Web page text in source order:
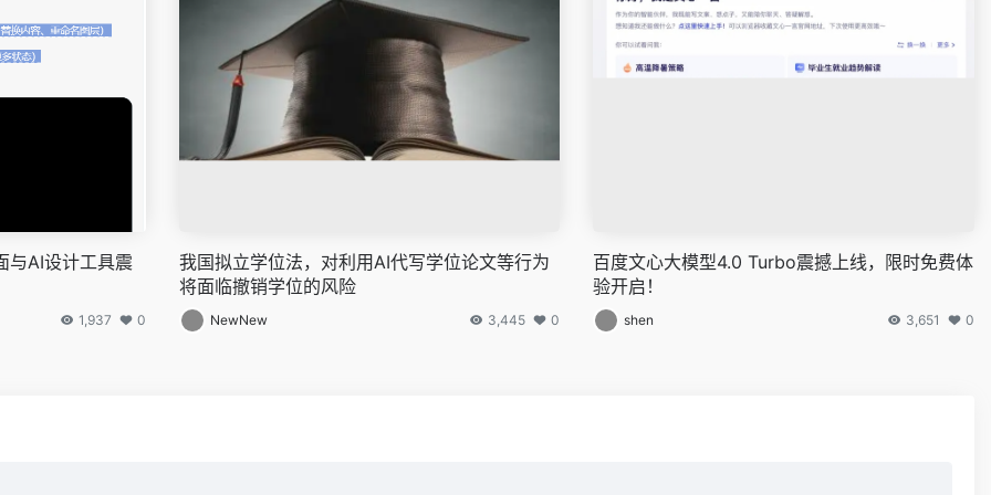
与AI设计工具震
1,937 0
我国拟立学位法，对利用AI代写学位论文等行为
将面临撤销学位的风险
NewNew 3,445 0
百度文心大模型4.0 Turbo震撼上线，限时免费体
验开启！
shen 3,651 0